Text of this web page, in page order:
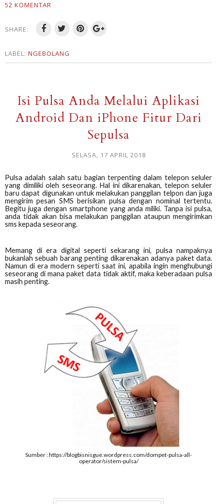
52 KOMENTAR
SHARE:
LABEL: NGEBOLANG
Isi Pulsa Anda Melalui Aplikasi
Android Dan iPhone Fitur Dari
Sepulsa
SELASA, 17 APRIL 2018
Pulsa adalah salah satu bagian terpenting dalam telepon seluler
yang dimiliki oleh seseorang. Hal ini dikarenakan, telepon seluler
baru dapat digunakan untuk melakukan panggilan telpon dan juga
mengirim pesan SMS berisikan pulsa dengan nominal tertentu.
Begitu juga dengan smartphone yang anda miliki. Tanpa isi pulsa,
anda tidak akan bisa melakukan panggilan ataupun mengirimkan
sms kepada seseorang.
Memang di era digital seperti sekarang ini, pulsa nampaknya
bukanlah sebuah barang penting dikarenakan adanya paket data.
Namun di era modern seperti saat ini, apabila ingin menghubungi
seseorang di mana paket data tidak aktif, maka keberadaan pulsa
masih penting.
Sumber : https://blogbisnisgue.wordpress.com/dompet-pulsa-all-
operator/sistem-pulsa/